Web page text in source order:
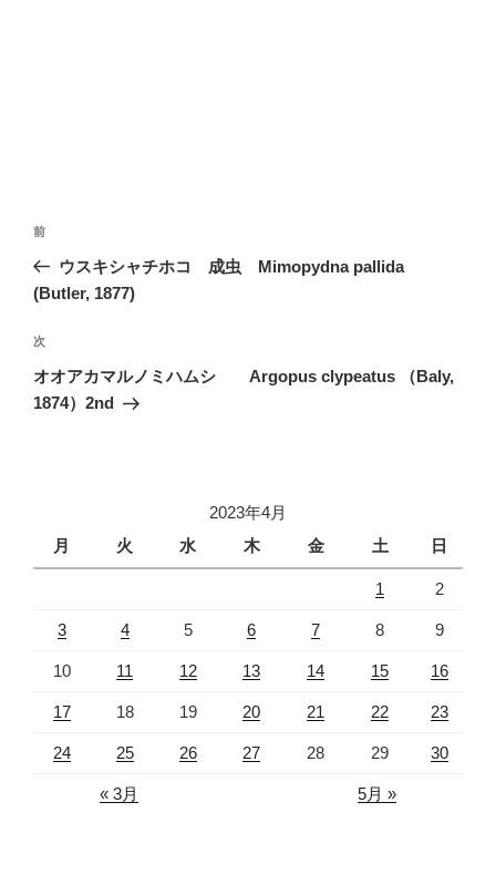
投
ナ
ゲ
ー
シ
前
の
投
前
ウスキシャチホコ 成虫 Mimopydna pallida
(Butler, 1877)
次
の
投
次
オオアカマルノミハムシ Argopus clypeatus （Baly,
1874）2nd
2023年4月
月
火 水 木 金 土 日
1 2
3 4 5 6 7 8 9
10 11 12 13 14 15 16
17 18 19 20 21 22 23
24 25 26 27 28 29 30
« 3月 5月 »